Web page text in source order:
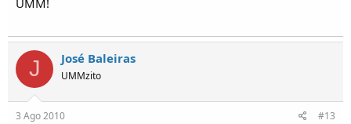
J José Baleiras
UMMzito
3 Ago 2010 #13